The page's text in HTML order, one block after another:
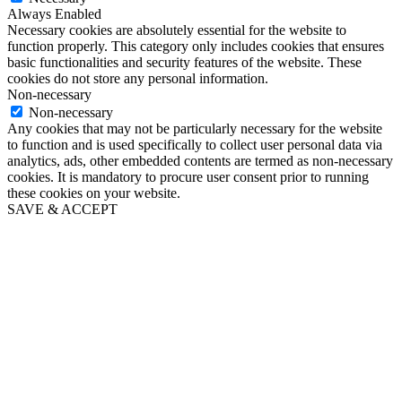
Always Enabled
Necessary cookies are absolutely essential for the website to
function properly. This category only includes cookies that ensures
basic functionalities and security features of the website. These
cookies do not store any personal information.
Non-necessary
Non-necessary
Any cookies that may not be particularly necessary for the website
to function and is used specifically to collect user personal data via
analytics, ads, other embedded contents are termed as non-necessary
cookies. It is mandatory to procure user consent prior to running
these cookies on your website.
SAVE & ACCEPT